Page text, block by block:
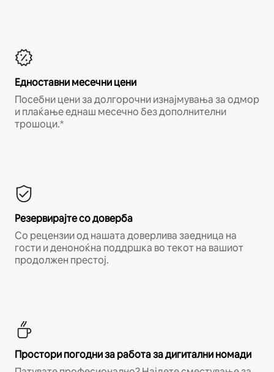
Едноставни месечни цени
Посебни цени за долгорочни изнајмувања за одмор
и плаќање еднаш месечно без дополнителни
трошоци.*
Резервирајте со доверба
Со рецензии од нашата доверлива заедница на
гости и деноноќна поддршка во текот на вашиот
продолжен престој.
Простори погодни за работа за дигитални номади